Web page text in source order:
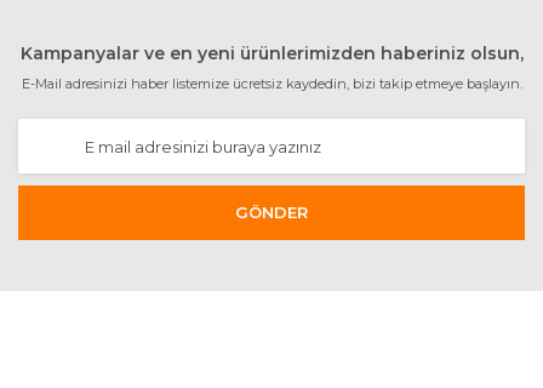
Kampanyalar ve en yeni ürünlerimizden haberiniz olsun,
E-Mail adresinizi haber listemize ücretsiz kaydedin, bizi takip etmeye başlayın.
GÖNDER